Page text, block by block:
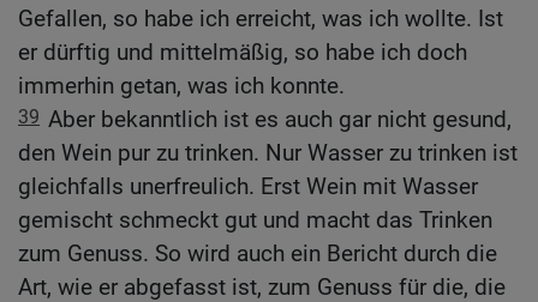
Gefallen, so habe ich erreicht, was ich wollte. Ist
er dürftig und mittelmäßig, so habe ich doch
immerhin getan, was ich konnte.
39 Aber bekanntlich ist es auch gar nicht gesund,
den Wein pur zu trinken. Nur Wasser zu trinken ist
gleichfalls unerfreulich. Erst Wein mit Wasser
gemischt schmeckt gut und macht das Trinken
zum Genuss. So wird auch ein Bericht durch die
Art, wie er abgefasst ist, zum Genuss für die, die